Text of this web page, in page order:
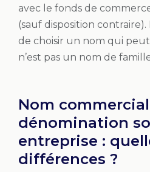
avec le fonds de
(sauf disposition
de choisir un nom qui
n’est pas un nom de
Nom
dénomination
entreprise :
différences ?